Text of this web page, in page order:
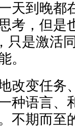
天到晚都
考，但是
只是激活
。
改变任务
种语言、
不期而至